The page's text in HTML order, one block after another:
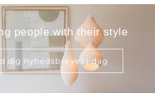
people with their style
dig nyhedsbrevet i dag